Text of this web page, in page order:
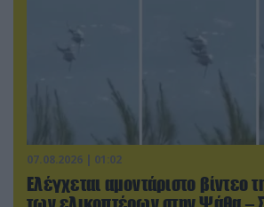
07.08.2026 | 01:02
Ελέγχεται αμοντάριστο βίντεο